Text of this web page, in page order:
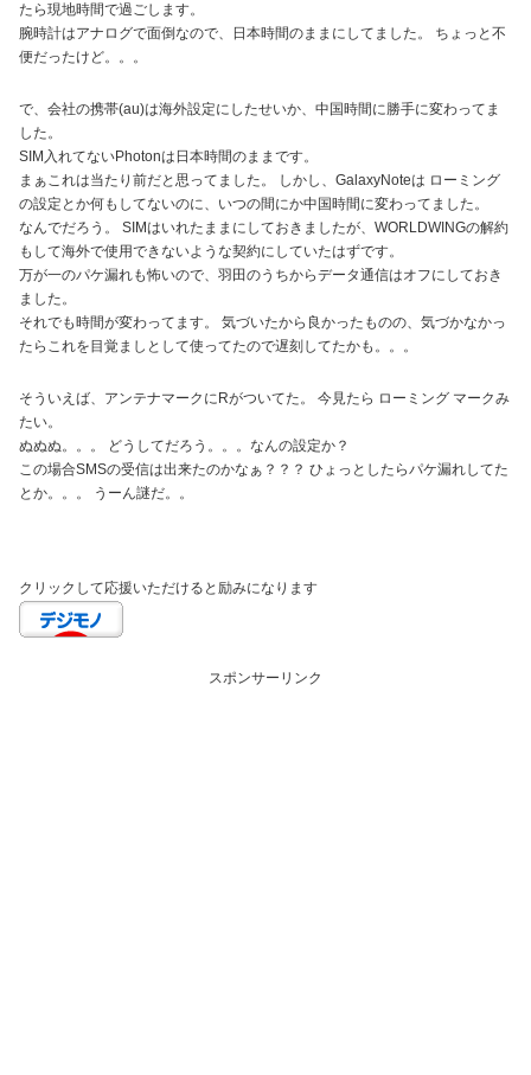
たら現地時間で過ごします。
腕時計はアナログで面倒なので、日本時間のままにしてました。 ちょっと不
便だったけど。。。
で、会社の携帯(au)は海外設定にしたせいか、中国時間に勝手に変わってま
した。
SIM入れてないPhotonは日本時間のままです。
まぁこれは当たり前だと思ってました。 しかし、GalaxyNoteは ローミング
の設定とか何もしてないのに、いつの間にか中国時間に変わってました。
なんでだろう。 SIMはいれたままにしておきましたが、WORLDWINGの解約
もして海外で使用できないような契約にしていたはずです。
万が一のパケ漏れも怖いので、羽田のうちからデータ通信はオフにしておき
ました。
それでも時間が変わってます。 気づいたから良かったものの、気づかなかっ
たらこれを目覚ましとして使ってたので遅刻してたかも。。。
そういえば、アンテナマークにRがついてた。 今見たら ローミング マークみ
たい。
ぬぬぬ。。。 どうしてだろう。。。なんの設定か？
この場合SMSの受信は出来たのかなぁ？？？ ひょっとしたらパケ漏れしてた
とか。。。 うーん謎だ。。
クリックして応援いただけると励みになります
スポンサーリンク